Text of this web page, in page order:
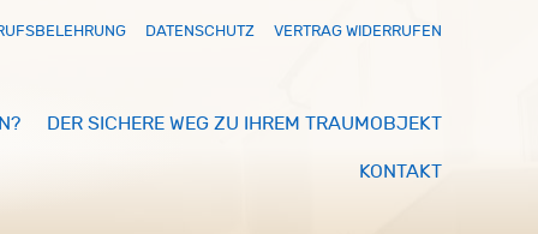
DATENSCHUTZ VERTRAG WIDERRUFEN
DER SICHERE WEG ZU IHREM TRAUMOBJEKT
KONTAKT